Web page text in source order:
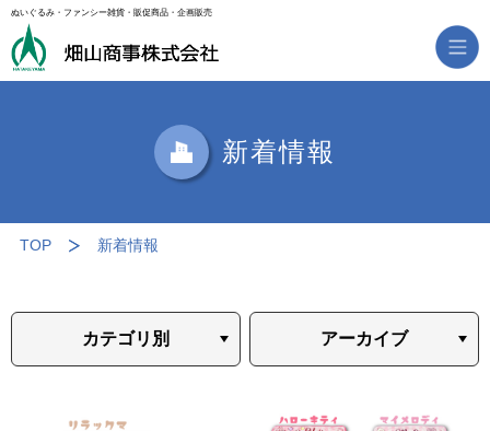
ぬいぐるみ・ファンシー雑貨・販促商品・企画販売
新着情報
TOP 新着情報
カテゴリ別 アーカイブ